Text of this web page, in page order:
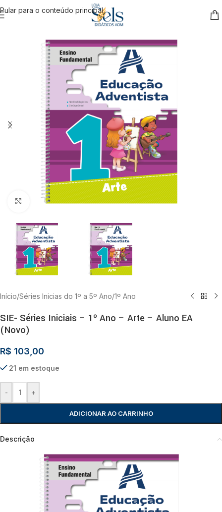
Pular para o conteúdo principal
Clique para ampliar
Início/Séries Inicias do 1º a 5º Ano/1º Ano
SIE- Séries Iniciais – 1º Ano – Arte – Aluno EA
(Novo)
R$ 103,00
21 em estoque
- +
ADICIONAR AO CARRINHO
Descrição